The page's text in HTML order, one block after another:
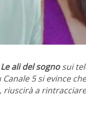
ali del sognosui
5 si evince
riuscirà a